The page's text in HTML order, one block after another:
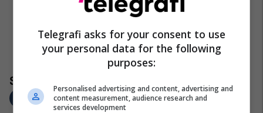
Telegrafi asks for your consent to use
your personal data for the following
purposes:
Personalised advertising and content, advertising and
content measurement, audience research and
services development